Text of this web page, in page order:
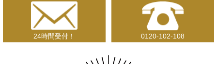
24時間受付！ 0120-102-108